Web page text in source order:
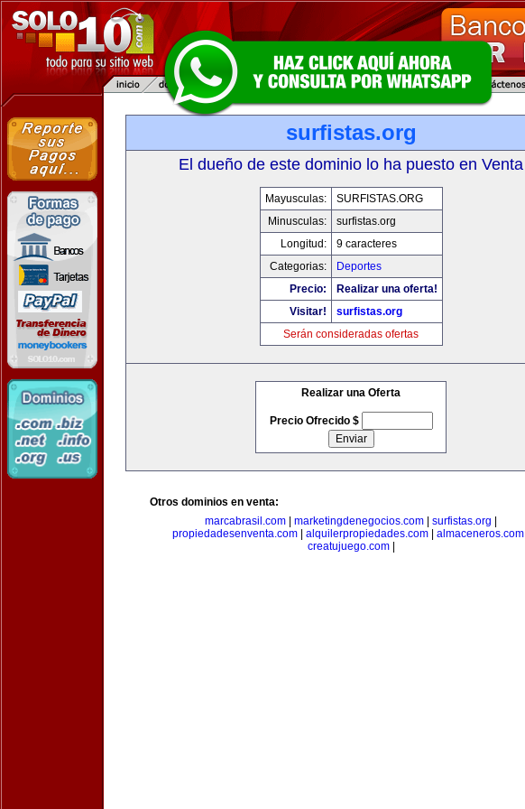
surfistas.org
El dueño de este dominio lo ha puesto en Venta
Mayusculas:
SURFISTAS.ORG
Minusculas:
surfistas.org
Longitud:
9 caracteres
Categorias:
Deportes
Precio:
Realizar una oferta!
Visitar!
surfistas.org
Serán consideradas ofertas
Realizar una Oferta
Precio Ofrecido $
Otros dominios en venta:
marcabrasil.com
marketingdenegocios.com surfistas.org
propiedadesenventa.com
alquilerpropiedades.com almaceneros.com
creatujuego.com|